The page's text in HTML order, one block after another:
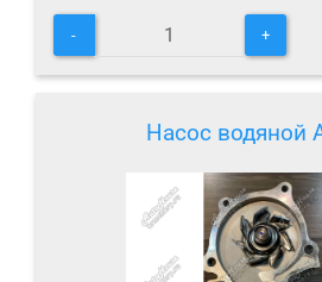
- +
Насос водяной